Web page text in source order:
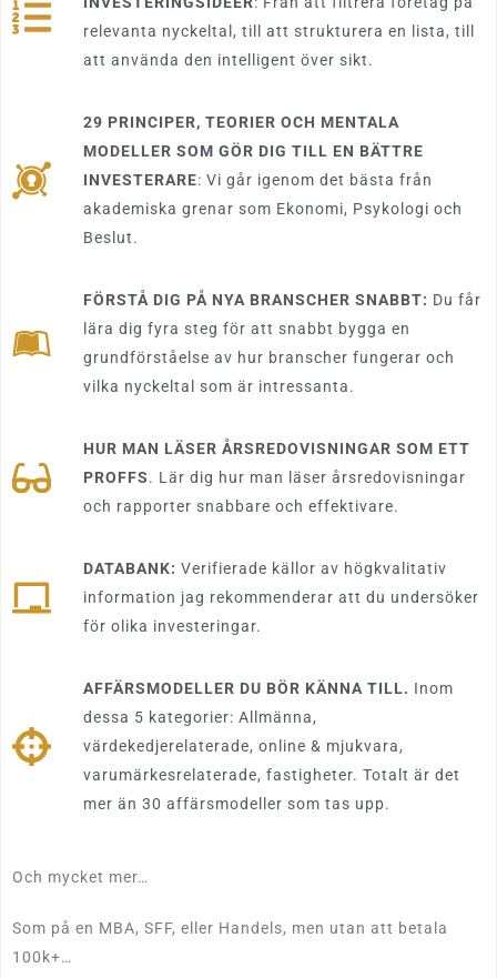
relevanta nyckeltal, till att strukturera en lista, till
att använda den intelligent över sikt.
29 PRINCIPER, TEORIER OCH MENTALA
MODELLER SOM GÖR DIG TILL EN BÄTTRE
INVESTERARE: Vi går igenom det bästa från
akademiska grenar som Ekonomi, Psykologi och
Beslut.
FÖRSTÅ DIG PÅ NYA BRANSCHER SNABBT: Du får
lära dig fyra steg för att snabbt bygga en
grundförståelse av hur branscher fungerar och
vilka nyckeltal som är intressanta.
HUR MAN LÄSER ÅRSREDOVISNINGAR SOM ETT
PROFFS. Lär dig hur man läser årsredovisningar
och rapporter snabbare och effektivare.
DATABANK: Verifierade källor av högkvalitativ
information jag rekommenderar att du undersöker
för olika investeringar.
AFFÄRSMODELLER DU BÖR KÄNNA TILL. Inom
dessa 5 kategorier: Allmänna,
värdekedjerelaterade, online & mjukvara,
varumärkesrelaterade, fastigheter. Totalt är det
mer än 30 affärsmodeller som tas upp.
Och mycket mer…
Som på en MBA, SFF, eller Handels, men utan att betala
100k+…